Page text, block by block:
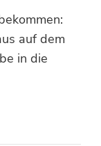
auf dem
in die